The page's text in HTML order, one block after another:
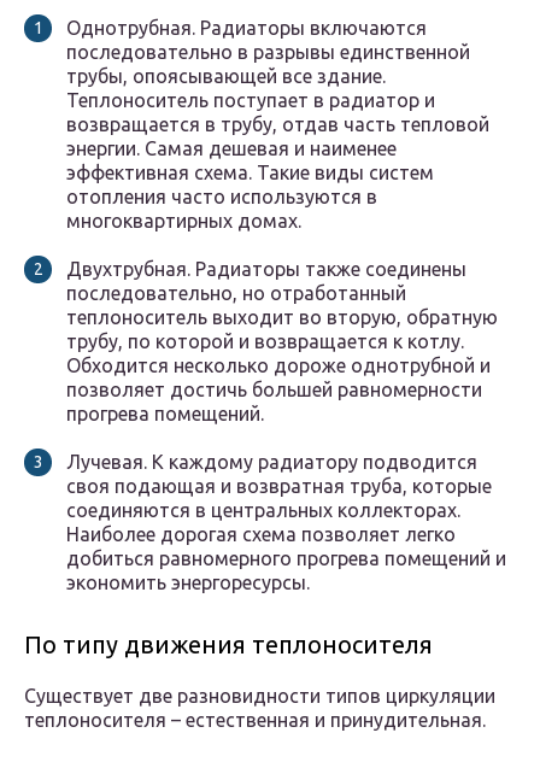
Однотрубная. Радиаторы включаются
последовательно в разрывы единственной
трубы, опоясывающей все здание.
Теплоноситель поступает в радиатор и
возвращается в трубу, отдав часть тепловой
энергии. Самая дешевая и наименее
эффективная схема. Такие виды систем
отопления часто используются в
многоквартирных домах.
Двухтрубная. Радиаторы также соединены
последовательно, но отработанный
теплоноситель выходит во вторую, обратную
трубу, по которой и возвращается к котлу.
Обходится несколько дороже однотрубной и
позволяет достичь большей равномерности
прогрева помещений.
Лучевая. К каждому радиатору подводится
своя подающая и возвратная труба, которые
соединяются в центральных коллекторах.
Наиболее дорогая схема позволяет легко
добиться равномерного прогрева помещений и
экономить энергоресурсы.
По типу движения теплоносителя
Существует две разновидности типов циркуляции
теплоносителя – естественная и принудительная.